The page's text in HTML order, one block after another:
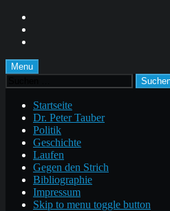
content
footer
Menu
Suchen
nach:
Startseite
Dr. Peter Tauber
Politik
Geschichte
Laufen
Gegen den Strich
Bibliographie
Impressum
Skip to menu toggle button